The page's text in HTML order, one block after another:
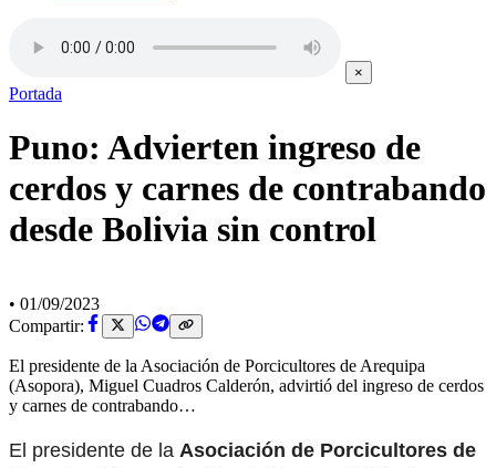
×
Portada
Puno: Advierten ingreso de
cerdos y carnes de contrabando
desde Bolivia sin control
• 01/09/2023
Compartir:
El presidente de la Asociación de Porcicultores de Arequipa
(Asopora), Miguel Cuadros Calderón, advirtió del ingreso de cerdos
y carnes de contrabando…
El presidente de la Asociación de Porcicultores de